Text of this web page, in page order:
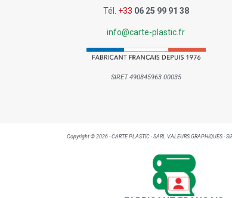
Tél. +33 06 25 99 91 38
info@carte-plastic.fr
SIRET 490845963 00035
Copyright © 2026 - CARTE PLASTIC - SARL VALEURS GRAPHIQUES -